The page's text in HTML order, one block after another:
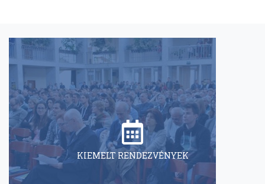
KIEMELT RENDEZVÉNYEK